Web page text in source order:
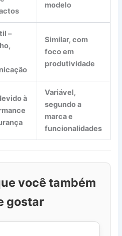
modelo
–
Similar, com
foco em
produtividade
à
Variável,
segundo a
marca e
funcionalidades
você também
gostar